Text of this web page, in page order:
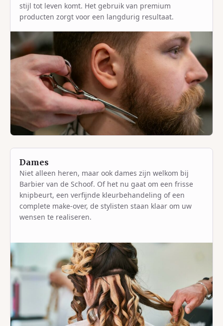
stijl tot leven komt. Het gebruik van premium
producten zorgt voor een langdurig resultaat.
Dames
Niet alleen heren, maar ook dames zijn welkom bij
Barbier van de Schoof. Of het nu gaat om een frisse
knipbeurt, een verfijnde kleurbehandeling of een
complete make-over, de stylisten staan klaar om uw
wensen te realiseren.